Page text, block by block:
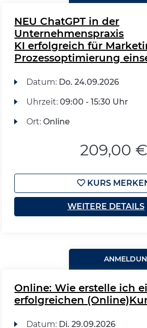
NEU ChatGPT in der
Unternehmenspraxis
KI erfolgreich für
Prozessoptimierung
Datum: Do. 24.09.2026
Uhrzeit: 09:00 - 15:30 Uhr
Ort: Online
209,00 €
KURS
WEITERE DETAILS
Online: Wie erstelle ich
erfolgreichen
Datum: Di. 29.09.2026